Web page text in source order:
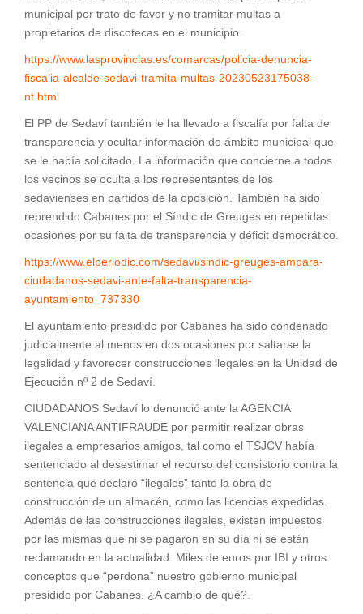
municipal por trato de favor y no tramitar multas a
propietarios de discotecas en el municipio.
https://www.lasprovincias.es/comarcas/policia-denuncia-
fiscalia-alcalde-sedavi-tramita-multas-20230523175038-
nt.html
El PP de Sedaví también le ha llevado a fiscalía por falta de
transparencia y ocultar información de ámbito municipal que
se le había solicitado. La información que concierne a todos
los vecinos se oculta a los representantes de los
sedavienses en partidos de la oposición. También ha sido
reprendido Cabanes por el Síndic de Greuges en repetidas
ocasiones por su falta de transparencia y déficit democrático.
https://www.elperiodic.com/sedavi/sindic-greuges-ampara-
ciudadanos-sedavi-ante-falta-transparencia-
ayuntamiento_737330
El ayuntamiento presidido por Cabanes ha sido condenado
judicialmente al menos en dos ocasiones por saltarse la
legalidad y favorecer construcciones ilegales en la Unidad de
Ejecución nº 2 de Sedaví.
CIUDADANOS Sedaví lo denunció ante la AGENCIA
VALENCIANA ANTIFRAUDE por permitir realizar obras
ilegales a empresarios amigos, tal como el TSJCV había
sentenciado al desestimar el recurso del consistorio contra la
sentencia que declaró “ilegales” tanto la obra de
construcción de un almacén, como las licencias expedidas.
Además de las construcciones ilegales, existen impuestos
por las mismas que ni se pagaron en su día ni se están
reclamando en la actualidad. Miles de euros por IBI y otros
conceptos que “perdona” nuestro gobierno municipal
presidido por Cabanes. ¿A cambio de qué?.